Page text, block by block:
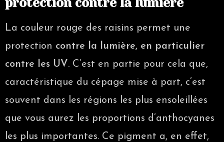
La couleur rouge des raisins permet une
protection contre la lumière, en particulier
contre les UV. C’est en partie pour cela que,
caractéristique du cépage mise à part, c’est
souvent dans les régions les plus ensoleillées
que vous aurez les proportions d’anthocyanes
les plus importantes. Ce pigment a, en effet,